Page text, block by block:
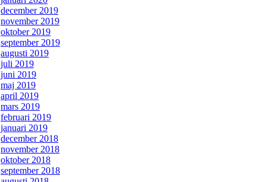
december 2019
november 2019
oktober 2019
september 2019
augusti 2019
juli 2019
juni 2019
maj 2019
april 2019
mars 2019
februari 2019
januari 2019
december 2018
november 2018
oktober 2018
september 2018